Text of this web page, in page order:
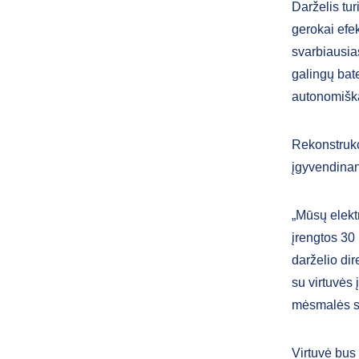
Darželis
gerokai
galingų
„Mūsų
įrengtos 30
darželio
su virtuvės
mėsmalės
Virtuvė